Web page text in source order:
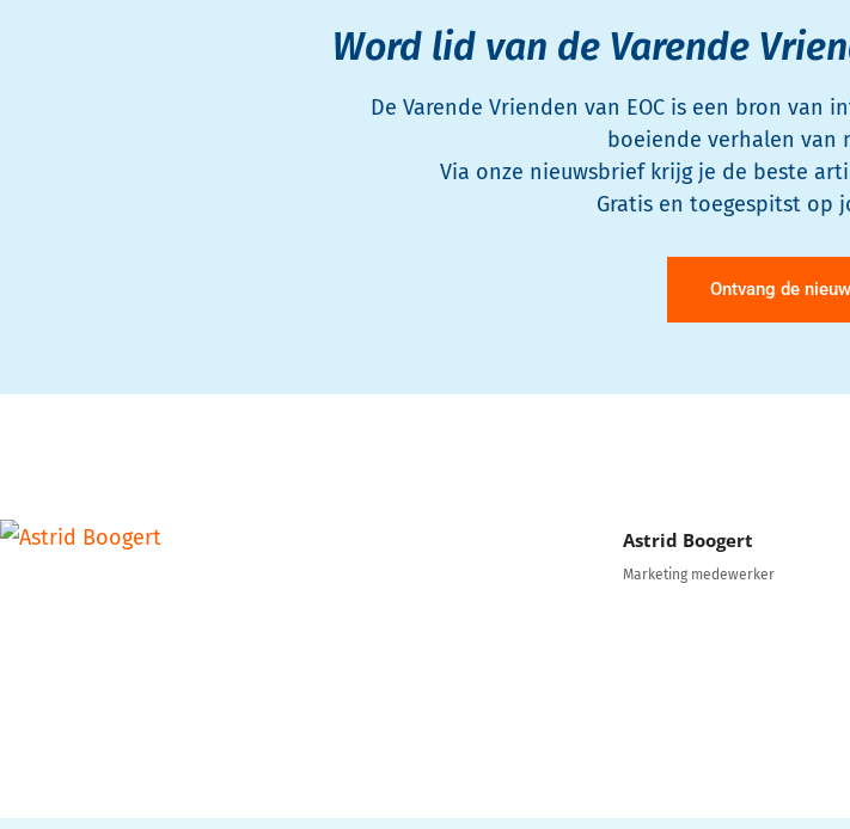
Word lid van de Varende
De Varende Vrienden van EOC is een bron van
boeiende verhalen van
Via onze nieuwsbrief krijg je de beste
Gratis en toegespitst op
Ontvang de
Astrid Boogert
Marketing medewerker